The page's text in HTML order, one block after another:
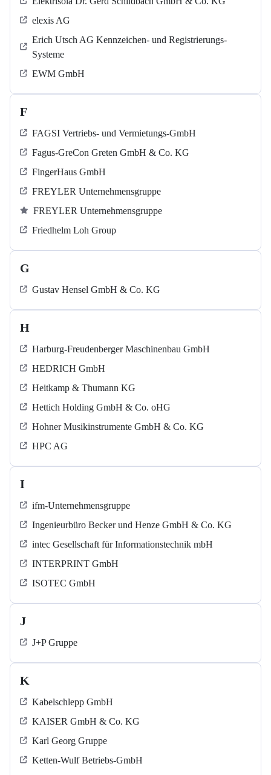
elexis AG
Erich Utsch AG Kennzeichen- und Registrierungs-
Systeme
EWM GmbH
F
FAGSI Vertriebs- und Vermietungs-GmbH
Fagus-GreCon Greten GmbH & Co. KG
FingerHaus GmbH
FREYLER Unternehmensgruppe
FREYLER Unternehmensgruppe
Friedhelm Loh Group
G
Gustav Hensel GmbH & Co. KG
H
Harburg-Freudenberger Maschinenbau GmbH
HEDRICH GmbH
Heitkamp & Thumann KG
Hettich Holding GmbH & Co. oHG
Hohner Musikinstrumente GmbH & Co. KG
HPC AG
I
ifm-Unternehmensgruppe
Ingenieurbüro Becker und Henze GmbH & Co. KG
intec Gesellschaft für Informationstechnik mbH
INTERPRINT GmbH
ISOTEC GmbH
J
J+P Gruppe
K
Kabelschlepp GmbH
KAISER GmbH & Co. KG
Karl Georg Gruppe
Ketten-Wulf Betriebs-GmbH